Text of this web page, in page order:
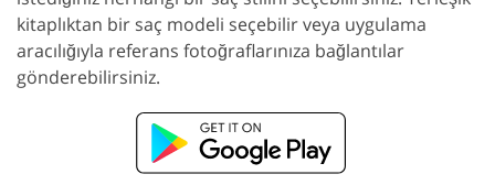
kitaplıktan bir saç modeli seçebilir veya uygulama
aracılığıyla referans fotoğraflarınıza bağlantılar
gönderebilirsiniz.